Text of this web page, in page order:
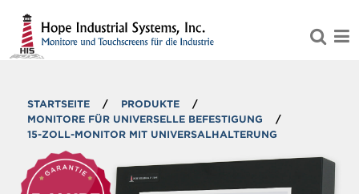
STARTSEITE / PRODUKTE
/
MONITORE FÜR UNIVERSELLE BEFESTIGUNG
/
15-ZOLL-MONITOR MIT UNIVERSALHALTERUNG